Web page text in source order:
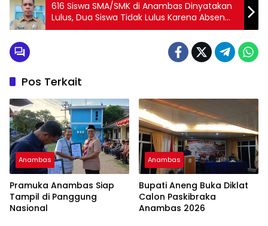
616 Siswa SMA/SMK di Anambas Dinyatakan
Lulus, Dua Siswa Tidak Lulus Karena Absen
Ujian
Pos Terkait
Anambas
Pramuka Anambas Siap
Tampil di Panggung
Nasional
Anambas
Bupati Aneng Buka Diklat
Calon Paskibraka
Anambas 2026